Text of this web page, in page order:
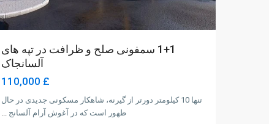
1+1 سمفونی صلح و ظرافت در تپه های
آلسانجاک
£ 110,000
تنها 10 کیلومتر دورتر از گیرنه، شاهکار مسکونی جدیدی در حال
ظهور است که در آغوش آرام آلسانج ...